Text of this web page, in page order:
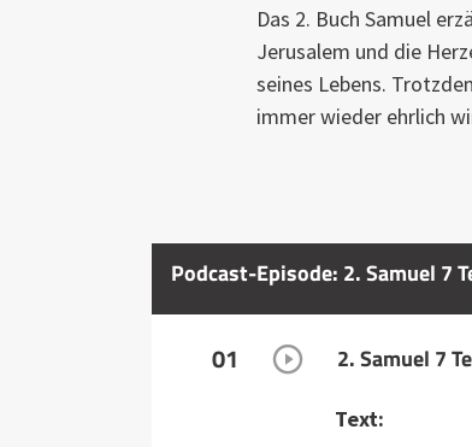
Das 2. Buch Samuel
Jerusalem und die
seines Lebens.
immer wieder ehrlich
Podcast-Episode: 2. Samuel 7
01 2. Samuel 7
Text: